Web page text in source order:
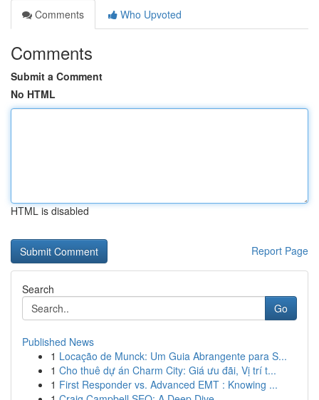
Comments
Who Upvoted
Comments
Submit a Comment
No HTML
HTML is disabled
Report Page
Search
Go
Published News
1 Locação de Munck: Um Guia Abrangente para S...
1 Cho thuê dự án Charm City: Giá ưu đãi, Vị trí t...
1 First Responder vs. Advanced EMT : Knowing ...